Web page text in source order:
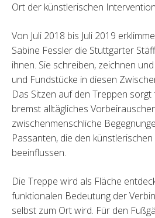
Ort der künstlerischen
Von Juli 2018 bis Juli 2019
Sabine Fessler die Stuttgarter
ihnen. Sie schreiben, zeichnen
und Fundstücke in diesen
Das Sitzen auf den Treppen
bremst alltägliches
zwischenmenschliche
Passanten, die den
beeinflussen.
Die Treppe wird als Fläche
funktionalen Bedeutung der
selbst zum Ort wird. Für den